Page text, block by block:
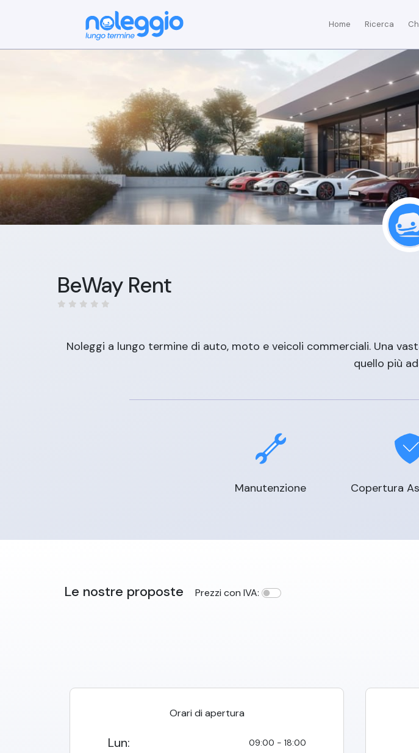
Home Ricerca
BeWay Rent
Noleggi a lungo termine di auto, moto e veicoli commerciali. Una
quello più
Manutenzione Copertura
Le nostre proposte Prezzi con IVA:
Orari di apertura
Lun: 09:00 - 18:00